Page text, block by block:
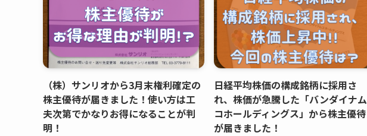
（株）サンリオから3月末権利確定の
株主優待が届きました！使い方は工
夫次第でかなりお得になることが判
明！
日経平均株価の構成銘柄に採用さ
れ、株価が急騰した「バンダイナム
コホールディングス」から株主優待
が届きました！